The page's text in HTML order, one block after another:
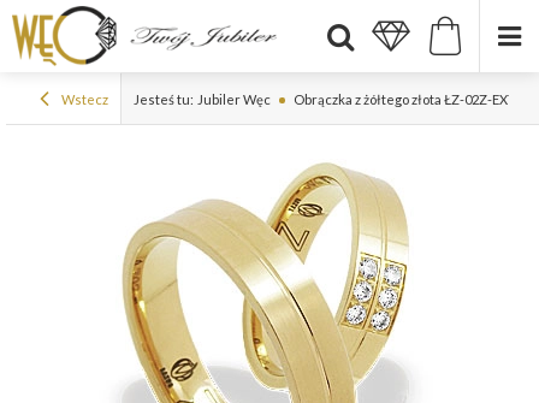
Wstecz Jesteś tu: Jubiler Węc Obrączka z żółtego złota ŁZ-02Z-